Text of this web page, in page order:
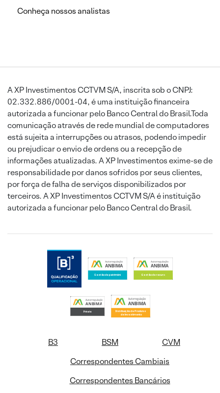
Conheça nossos analistas
A XP Investimentos CCTVM S/A, inscrita sob o CNPJ:
02.332.886/0001-04, é uma instituição financeira
autorizada a funcionar pelo Banco Central do Brasil.Toda
comunicação através de rede mundial de computadores
está sujeita a interrupções ou atrasos, podendo impedir
ou prejudicar o envio de ordens ou a recepção de
informações atualizadas. A XP Investimentos exime-se de
responsabilidade por danos sofridos por seus clientes,
por força de falha de serviços disponibilizados por
terceiros. A XP Investimentos CCTVM S/A é instituição
autorizada a funcionar pelo Banco Central do Brasil.
B3 BSM
CVM
Correspondentes Cambiais
Correspondentes Bancários